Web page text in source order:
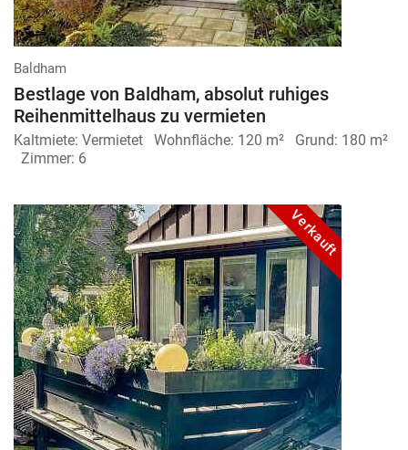
Baldham
Bestlage von Baldham, absolut ruhiges
Reihenmittelhaus zu vermieten
Kaltmiete: Vermietet Wohnfläche: 120 m² Grund: 180 m²
Zimmer: 6
Verkauft